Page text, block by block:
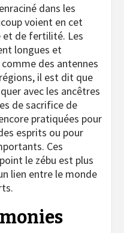
dans les
voient en cet
et de fertilité. Les
longues et
des antennes
il est dit que
avec les ancêtres
de sacrifice de
pratiquées pour
esprits ou pour
Ces
le zébu est plus
lien entre le monde